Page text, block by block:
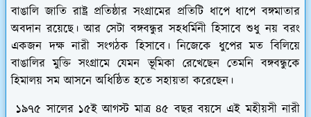
বাঙালি জাতি রাষ্ট্র প্রতিষ্ঠার সংগ্রামের প্রতিটি ধাপে ধাপে বঙ্গমাতার
অবদান রয়েছে। আর সেটা বঙ্গবন্ধুর সহধর্মিনী হিসাবে শুধু নয় বরং
একজন দক্ষ নারী সংগঠক হিসাবে। নিজেকে ধুপের মত বিলিয়ে
বাঙালির মুক্তি সংগ্রামে যেমন ভূমিকা রেখেছেন তেমনি বঙ্গবন্ধুকে
হিমালয় সম আসনে অধিষ্ঠিত হতে সহায়তা করেছেন।
১৯৭৫ সালের ১৫ই আগস্ট মাত্র ৪৫ বছর বয়সে এই মহীয়সী নারী